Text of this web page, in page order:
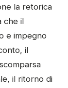
la retorica
che il
e impegno
il
il ritorno di